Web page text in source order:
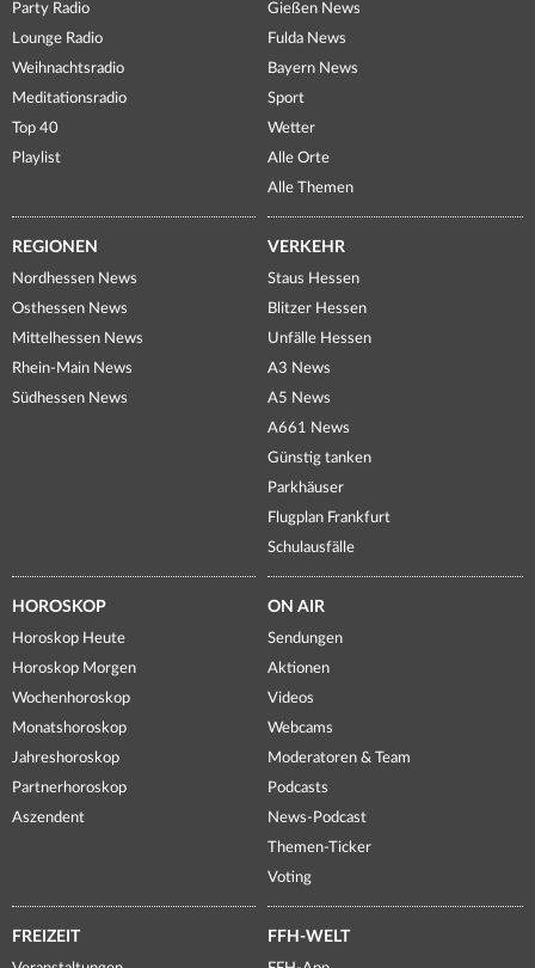
Party Radio
Lounge Radio
Weihnachtsradio
Meditationsradio
Top 40
Playlist
Gießen News
Fulda News
Bayern News
Sport
Wetter
Alle Orte
Alle Themen
REGIONEN
Nordhessen News
Osthessen News
Mittelhessen News
Rhein-Main News
Südhessen News
VERKEHR
Staus Hessen
Blitzer Hessen
Unfälle Hessen
A3 News
A5 News
A661 News
Günstig tanken
Parkhäuser
Flugplan Frankfurt
Schulausfälle
HOROSKOP
Horoskop Heute
Horoskop Morgen
Wochenhoroskop
Monatshoroskop
Jahreshoroskop
Partnerhoroskop
Aszendent
ON AIR
Sendungen
Aktionen
Videos
Webcams
Moderatoren & Team
Podcasts
News-Podcast
Themen-Ticker
Voting
FREIZEIT FFH-WELT